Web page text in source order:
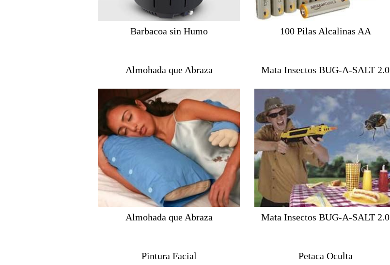
Barbacoa sin Humo 100 Pilas Alcalinas AA
Almohada que Abraza
Almohada que Abraza
Mata Insectos BUG-A-SALT 2.0
Mata Insectos BUG-A-SALT 2.0
Pintura Facial Petaca Oculta